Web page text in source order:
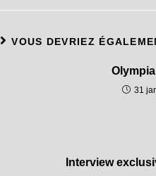
VOUS DEVRIEZ
31
Interview